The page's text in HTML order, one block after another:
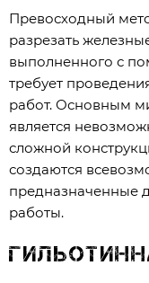
Превосходный
разрезать
выполненного с
требует
работ. Основным
является
сложной
создаются
предназначенные
работы.